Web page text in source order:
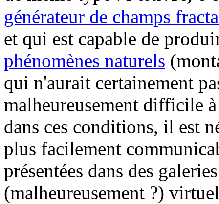
générateur de champs
et qui est capable de
phénomènes naturels
qui n'aurait certainement
malheureusement difficile
dans ces conditions, il est
plus facilement
présentées dans des
(malheureusement ?)